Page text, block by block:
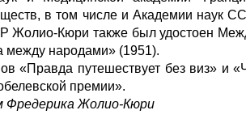
в том числе и Академии наук
Жолио-Кюри также был удостоен
между народами» (1951).
«Правда путешествует без виз» и
премии».
Фредерика Жолио-Кюри